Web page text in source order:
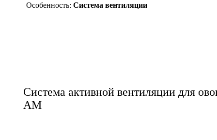
Особенность: Система вентиляции
Система активной вентиляции для
АМ